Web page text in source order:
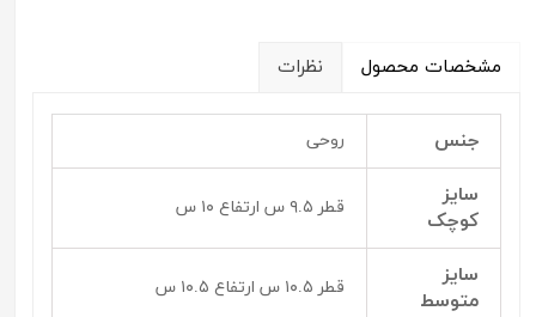
مشخصات محصول نظرات
جنس روحی
سایز
کوچک
قطر ۹.۵ س ارتفاع ۱۰ س
سایز
متوسط
قطر ۱۰.۵ س ارتفاع ۱۰.۵ س